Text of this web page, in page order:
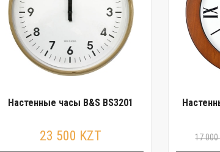
Настенные часы B&S BS3201
23 500 KZT 17